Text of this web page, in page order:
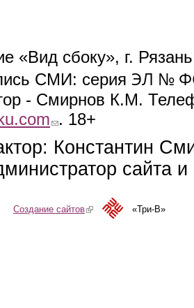
«Вид сбоку», г.
СМИ: серия ЭЛ №
- Смирнов К.М.
(link sends e-mail)
. 18+
Константин
сайта
Создание сайтов(link is external)«Три-В»